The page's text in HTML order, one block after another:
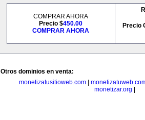
COMPRAR AHORA
Precio $450.00
COMPRAR AHORA
Precio
Otros dominios en venta:
monetizatusitioweb.com
monetizar.org